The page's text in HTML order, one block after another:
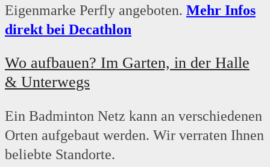
Eigenmarke Perfly angeboten. Mehr Infos
direkt bei Decathlon
Wo aufbauen? Im Garten, in der Halle
& Unterwegs
Ein Badminton Netz kann an verschiedenen
Orten aufgebaut werden. Wir verraten Ihnen
beliebte Standorte.